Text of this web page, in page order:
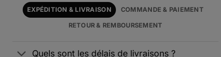
EXPÉDITION & LIVRAISON COMMANDE & PAIEMENT
RETOUR & REMBOURSEMENT
Quels sont les délais de livraisons ?